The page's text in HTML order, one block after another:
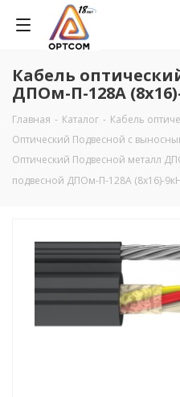
Кабель
ДПОм-П-128А
Главная - Каталог - Кабель
Оптический Подвесной с
Оптический Подвесной металл
подвесной ДПОм-П-128А (8х16)-